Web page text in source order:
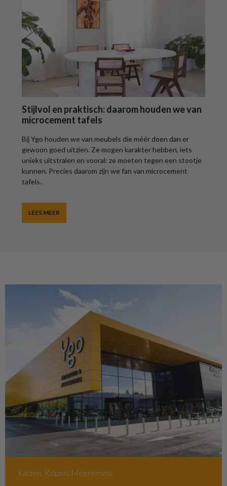
Stijlvol en praktisch: daarom houden we van
microcement tafels
Bij Ygo houden we van meubels die méér doen dan er
gewoon goed uitzien. Ze mogen karakter hebben, iets
unieks uitstralen en vooral: ze moeten tegen een stootje
kunnen. Precies daarom zijn we fan van microcement
tafels.
LEES MEER
Kiezen. Kopen. Meenemen.